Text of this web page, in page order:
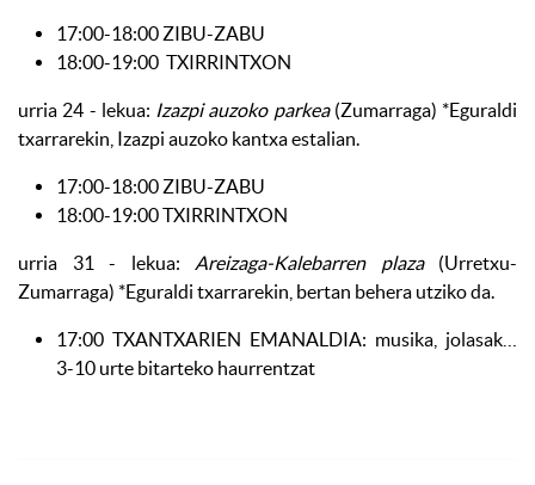
17:00-18:00 ZIBU-ZABU
18:00-19:00 TXIRRINTXON
urria 24 - lekua: Izazpi auzoko parkea(Zumarraga) *Eguraldi
txarrarekin, Izazpi auzoko kantxa estalian.
17:00-18:00 ZIBU-ZABU
18:00-19:00 TXIRRINTXON
urria 31 - lekua: Areizaga-Kalebarren plaza(Urretxu-
Zumarraga) *Eguraldi txarrarekin, bertan behera utziko da.
17:00 TXANTXARIEN EMANALDIA: musika, jolasak…
3-10 urte bitarteko haurrentzat